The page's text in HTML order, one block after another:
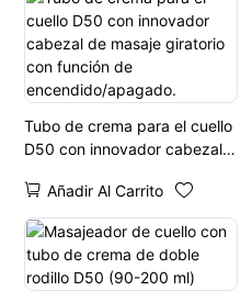
Tubo de crema para el cuello
D50 con innovador cabezal
función de
encendido/apagado.
Añadir Al Carrito